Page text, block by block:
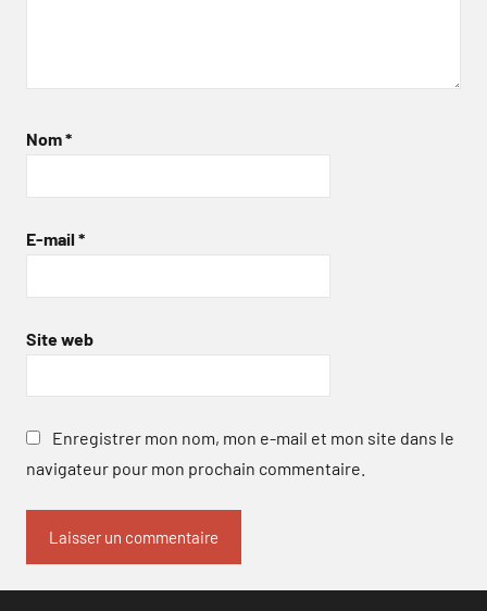
Nom*
E-mail *
Site web
Enregistrer mon nom, mon e-mail et mon site dans le
navigateur pour mon prochain commentaire.